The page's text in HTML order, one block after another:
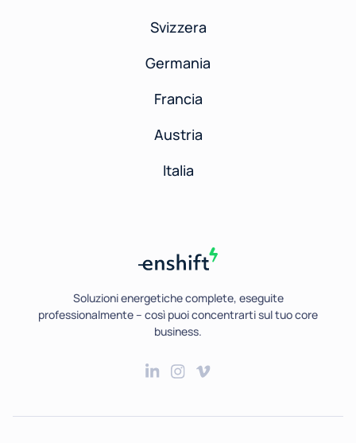
Svizzera
Germania
Francia
Austria
Italia
Soluzioni energetiche complete, eseguite
professionalmente – così puoi concentrarti sul tuo core
business.